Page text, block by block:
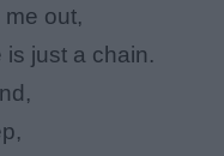
out,
is just a chain.